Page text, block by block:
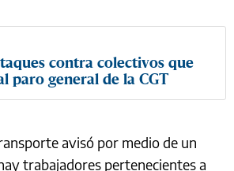
contra colectivos que
paro general de la CGT
avisó por medio de un
trabajadores pertenecientes a